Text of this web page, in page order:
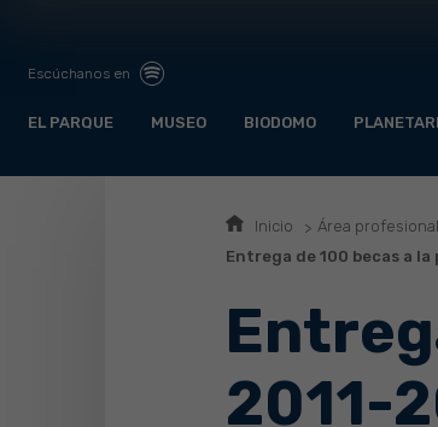
Escúchanos en
EL PARQUE MUSEO BIODOMO
Inicio Área profesional
Entrega de 100 becas a
2011-